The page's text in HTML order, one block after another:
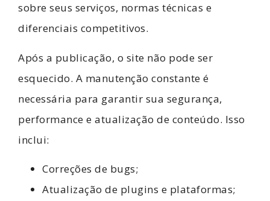
sobre seus serviços, normas técnicas e
diferenciais competitivos.
Após a publicação, o site não pode ser
esquecido. A manutenção constante é
necessária para garantir sua segurança,
performance e atualização de conteúdo. Isso
inclui:
Correções de bugs;
Atualização de plugins e plataformas;